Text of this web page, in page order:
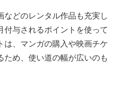
などのレンタル作品も充実し
付与されるポイントを使って
は、マンガの購入や映画チケ
ため、使い道の幅が広いのも